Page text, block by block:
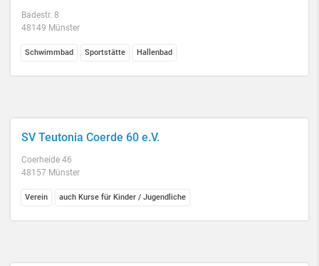
Badestr. 8
48149 Münster
Schwimmbad Sportstätte Hallenbad
SV Teutonia Coerde 60 e.V.
Coerheide 46
48157 Münster
Verein auch Kurse für Kinder / Jugendliche